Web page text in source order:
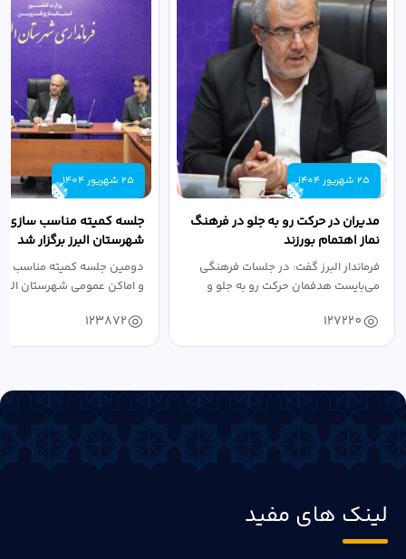
25 شهریور 1404
مدیران در حرکت رو به جلو در فرهنگ
نماز اهتمام بورزند
فرماندار البرز گفت: در جلسات فرهنگی
می‌بایست هدفمان حرکت رو به جلو و
127220
25 شهریور 1404
جلسه کمیته مناسب سازی
شهرستان البرز برگزار شد
دومین جلسه کمیته مناسب
و اماکن عمومی شهرستان
123872
لینک های مفید